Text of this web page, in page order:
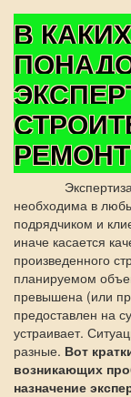
В
Экспертиза
необходима в
подрядчиком и
иначе касается
произведенного
планируемом
превышена (или
предоставлен на
устраивает.
разные. Вот
возникающих
назначение